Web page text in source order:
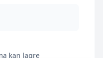
kan lagre